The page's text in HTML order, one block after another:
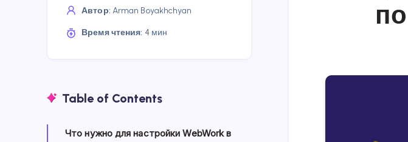
Автор: Arman Boyakhchyan
Время чтения: 4 мин
Table of Contents
Что нужно для настройки WebWork в